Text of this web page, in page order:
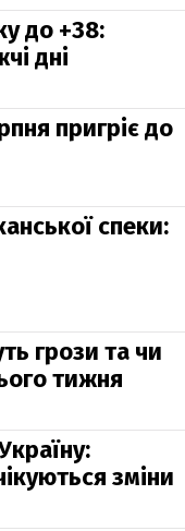
до +38:
дні
пригріє до
спеки:
грози та чи
тижня
зміни